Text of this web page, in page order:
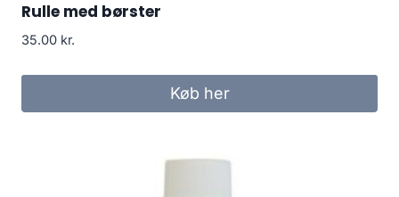
Rulle med børster
35.00 kr.
Køb her